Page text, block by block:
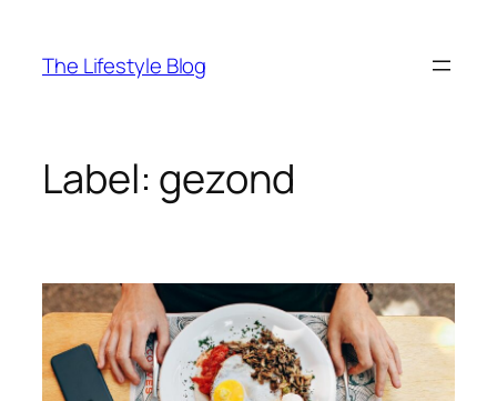
The Lifestyle Blog
Label: gezond